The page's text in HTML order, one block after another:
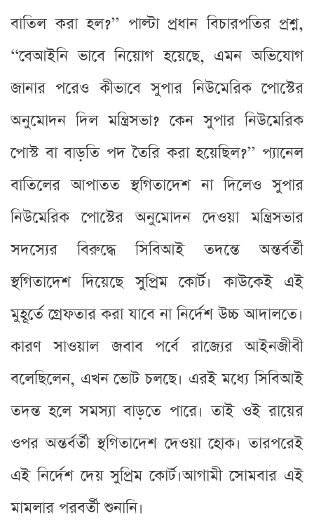
বাতিল করা হল?’’ পাল্টা প্রধান বিচারপতির প্রশ্ন,
‘‘বেআইনি ভাবে নিয়োগ হয়েছে, এমন অভিযোগ
জানার পরেও কীভাবে সুপার নিউমেরিক পোস্টের
অনুমোদন দিল মন্ত্রিসভা? কেন সুপার নিউমেরিক
পোস্ট বা বাড়তি পদ তৈরি করা হয়েছিল?’’ প্যানেল
বাতিলের আপাতত স্থগিতাদেশ না দিলেও সুপার
নিউমেরিক পোস্টের অনুমোদন দেওয়া মন্ত্রিসভার
সদস্যের বিরুদ্ধে সিবিআই তদন্তে অন্তর্বর্তী
স্থগিতাদেশ দিয়েছে সুপ্রিম কোর্ট। কাউকেই এই
মুহূর্তে গ্রেফতার করা যাবে না নির্দেশ উচ্চ আদালতে।
কারণ সাওয়াল জবাব পর্বে রাজ্যের আইনজীবী
বলেছিলেন, এখন ভোট চলছে। এরই মধ্যে সিবিআই
তদন্ত হলে সমস্যা বাড়তে পারে। তাই ওই রায়ের
ওপর অন্তর্বর্তী স্থগিতাদেশ দেওয়া হোক। তারপরেই
এই নির্দেশ দেয় সুপ্রিম কোর্ট।আগামী সোমবার এই
মামলার পরবর্তী শুনানি।